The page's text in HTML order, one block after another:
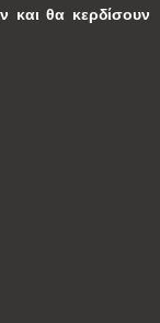
και θα κερδίσουν